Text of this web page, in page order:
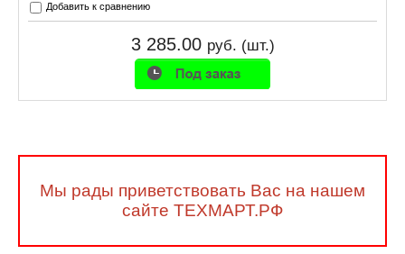
Добавить к сравнению
3 285.00 руб. (шт.)
Мы рады приветствовать Вас на нашем
сайте ТЕХМАРТ.РФ